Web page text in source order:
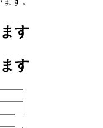
す
す